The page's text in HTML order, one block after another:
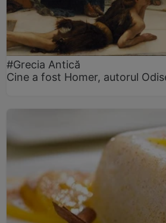
#Grecia Antică
Cine a fost Homer, autorul